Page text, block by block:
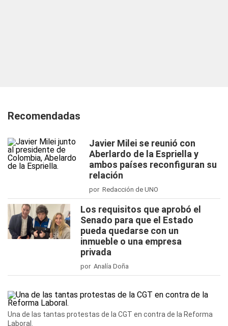
Recomendadas
Javier Milei se reunió con
Aberlardo de la Espriella y
ambos países reconfiguran su
relación
por Redacción de UNO
Los requisitos que aprobó el
Senado para que el Estado
pueda quedarse con un
inmueble o una empresa
privada
por Analía Doña
Una de las tantas protestas de la CGT en contra de la Reforma
Laboral.